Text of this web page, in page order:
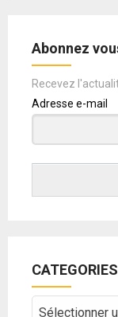
Abonnez
Recevez
Adresse e-mail